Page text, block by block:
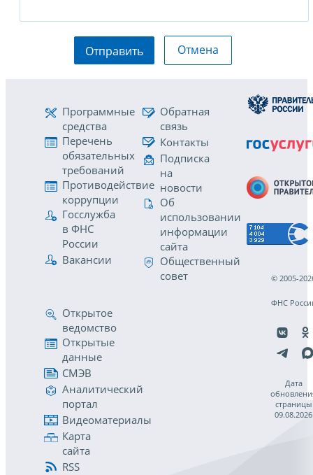
Отправить Отмена
Программные
средства
Перечень
обязательных
требований
Противодействие
коррупции
Госслужба
в ФНС
России
Вакансии
Обратная
связь
Контакты
Подписка
на
новости
Об
использовании
информации
сайта
Общественный
совет
Открытое
ведомство
Открытые
данные
СМЭВ
Аналитический
портал
Видеоматериалы
Карта
сайта
RSS
© 2005-
ФНС
Дата
страницы
09.08.2026